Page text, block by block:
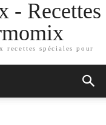
- Recettes
recettes spéciales pour